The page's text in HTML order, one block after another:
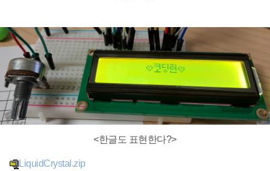
<한글도 표현한다?>
LiquidCrystal.zip